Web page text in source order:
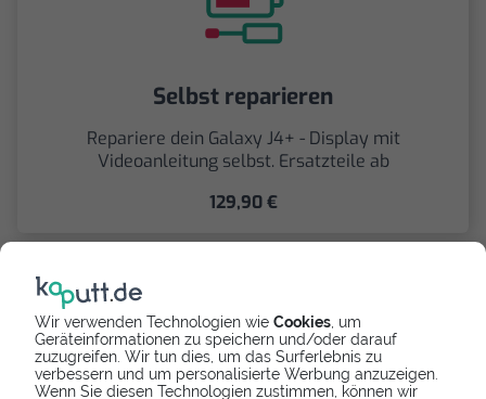
Wir verwenden Technologien wie Cookies , um
Geräteinformationen zu speichern und/oder darauf
zuzugreifen. Wir tun dies, um das Surferlebnis zu
verbessern und um personalisierte Werbung anzuzeigen.
Wenn Sie diesen Technologien zustimmen, können wir
Selbst reparieren
Repariere dein Galaxy J4+ - Display mit
Videoanleitung selbst. Ersatzteile ab
129,90 €